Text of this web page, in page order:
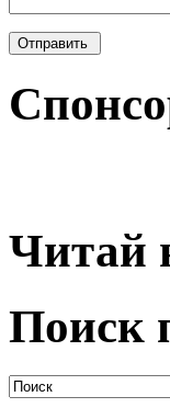
Читай
Поиск